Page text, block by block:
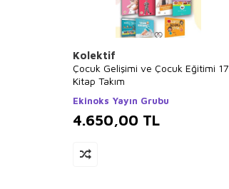
Kolektif
Çocuk Gelişimi ve Çocuk Eğitimi 17
Kitap Takım
Ekinoks Yayın Grubu
4.650,00 TL